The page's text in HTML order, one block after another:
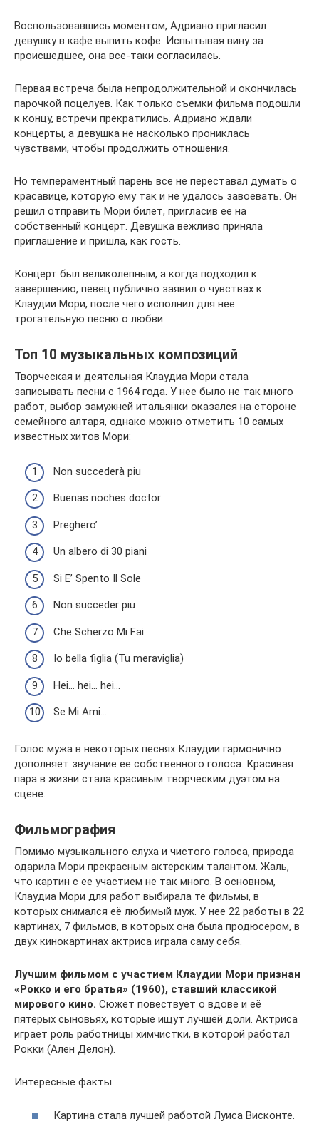
Воспользовавшись моментом, Адриано пригласил
девушку в кафе выпить кофе. Испытывая вину за
происшедшее, она все-таки согласилась.
Первая встреча была непродолжительной и окончилась
парочкой поцелуев. Как только съемки фильма подошли
к концу, встречи прекратились. Адриано ждали
концерты, а девушка не насколько прониклась
чувствами, чтобы продолжить отношения.
Но темпераментный парень все не переставал думать о
красавице, которую ему так и не удалось завоевать. Он
решил отправить Мори билет, пригласив ее на
собственный концерт. Девушка вежливо приняла
приглашение и пришла, как гость.
Концерт был великолепным, а когда подходил к
завершению, певец публично заявил о чувствах к
Клаудии Мори, после чего исполнил для нее
трогательную песню о любви.
Топ 10 музыкальных композиций
Творческая и деятельная Клаудиа Мори стала
записывать песни с 1964 года. У нее было не так много
работ, выбор замужней итальянки оказался на стороне
семейного алтаря, однако можно отметить 10 самых
известных хитов Мори:
Non succederà piu
Buenas noches doctor
Preghero’
Un albero di 30 piani
Si E’ Spento Il Sole
Non succeder piu
Che Scherzo Mi Fai
Io bella figlia (Tu meraviglia)
Hei… hei… hei…
Se Mi Ami…
Голос мужа в некоторых песнях Клаудии гармонично
дополняет звучание ее собственного голоса. Красивая
пара в жизни стала красивым творческим дуэтом на
сцене.
Фильмография
Помимо музыкального слуха и чистого голоса, природа
одарила Мори прекрасным актерским талантом. Жаль,
что картин с ее участием не так много. В основном,
Клаудиа Мори для работ выбирала те фильмы, в
которых снимался её любимый муж. У нее 22 работы в 22
картинах, 7 фильмов, в которых она была продюсером, в
двух кинокартинах актриса играла саму себя.
Лучшим фильмом с участием Клаудии Мори признан
«Рокко и его братья» (1960), ставший классикой
мирового кино. Сюжет повествует о вдове и её
пятерых сыновьях, которые ищут лучшей доли. Актриса
играет роль работницы химчистки, в которой работал
Рокки (Ален Делон).
Интересные факты
Картина стала лучшей работой Луиса Висконте.